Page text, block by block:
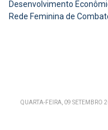
Desenvolvimento
Rede Feminina de
QUARTA-FEIRA, 09 SETEMBRO